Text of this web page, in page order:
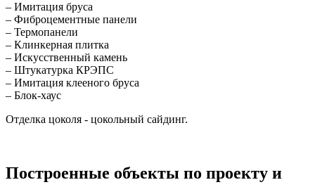
– Имитация бруса
– Фиброцементные панели
– Термопанели
– Клинкерная плитка
– Искусственный камень
– Штукатурка КРЭПС
– Имитация клееного бруса
– Блок-хаус
Отделка цоколя - цокольный сайдинг.
Построенные объекты по проекту и